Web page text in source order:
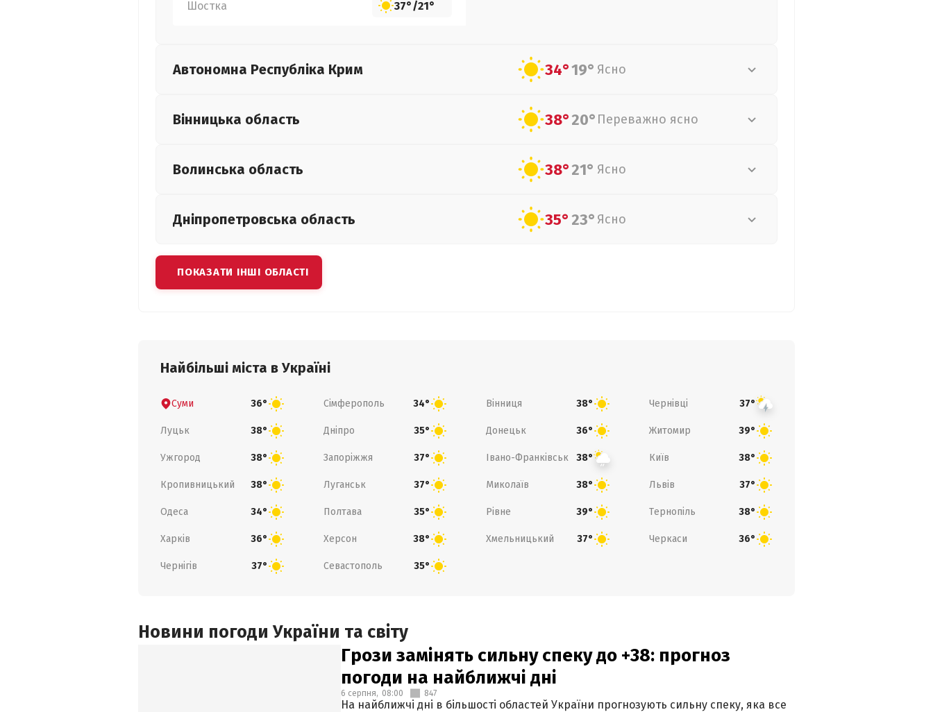
Шостка 37°/21°
Автономна Республіка Крим 34°19° Ясно
Вінницька область 38°20° Переважно ясно
Волинська область 38°21° Ясно
Дніпропетровська область 35°23° Ясно
ПОКАЗАТИ ІНШІ ОБЛАСТІ
Найбільші міста в Україні
Суми 36° Сімферополь 34° Вінниця 38° Чернівці 37°
Луцьк 38° Дніпро 35° Донецьк 36° Житомир 39°
Ужгород 38° Запоріжжя 37° Івано-Франківськ 38° Київ 38°
Кропивницький 38° Луганськ 37° Миколаїв 38° Львів 37°
Одеса 34° Полтава 35° Рівне 39° Тернопіль 38°
Харків 36° Херсон 38° Хмельницький 37° Черкаси 36°
Чернігів 37° Севастополь 35°
Новини погоди України та світу
Грози замінять сильну спеку до +38: прогноз
погоди на найближчі дні
6 серпня, 08:00 847
На найближчі дні в більшості областей України прогнозують сильну спеку, яка все